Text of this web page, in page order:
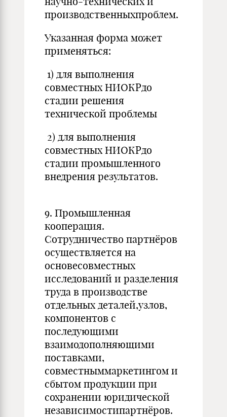
производственныхпроблем.
Указанная форма может
применяться:
1) для выполнения
совместных НИОКРдо
стадии решения
технической проблемы
2) для выполнения
совместных НИОКРдо
стадии промышленного
внедрения результатов.
9. Промышленная
кооперация.
Сотрудничество партнёров
осуществляется на
основесовместных
исследований и разделения
труда в производстве
отдельных деталей,узлов,
компонентов с
последующими
взаимодополняющими
поставками,
совместныммаркетингом и
сбытом продукции при
сохранении юридической
независимостипартнёров.